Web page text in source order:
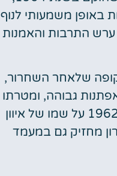
באופן משמעותי לנוף
התרבות והאמנות
שלאחר השחרור,
גבוהה, ומטרתו
הייתה ליצור פלטפורמה לקידום האמנות והספרות הבולגרית. שמו שונה בשנת 1962 על שמו של איוון
מחזיק גם במעמד